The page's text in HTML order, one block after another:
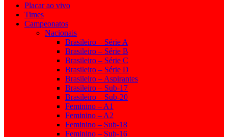
Placar ao vivo
Times
Campeonatos
Nacionais
Brasileiro – Série A
Brasileiro – Série B
Brasileiro – Série C
Brasileiro – Série D
Brasileiro – Aspirantes
Brasileiro – Sub-17
Brasileiro – Sub-20
Feminino – A1
Feminino – A2
Feminino – Sub-18
Feminino – Sub-16